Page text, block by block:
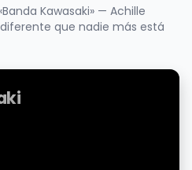
Kawasaki» — Achille
que nadie más está